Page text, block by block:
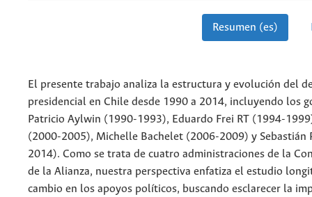
Resumen (es)
El presente trabajo analiza la estructura y evolución del
presidencial en Chile desde 1990 a 2014, incluyendo los
Patricio Aylwin (1990-1993), Eduardo Frei RT (1994-
(2000-2005), Michelle Bachelet (2006-2009) y Sebastián
2014). Como se trata de cuatro administraciones de la
de la Alianza, nuestra perspectiva enfatiza el estudio
cambio en los apoyos políticos, buscando esclarecer la